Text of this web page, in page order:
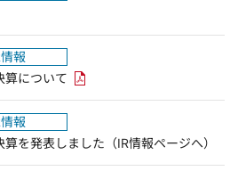
報
算について PDFリンクを新しいウィンド
報
を発表しました（IR情報ページへ）